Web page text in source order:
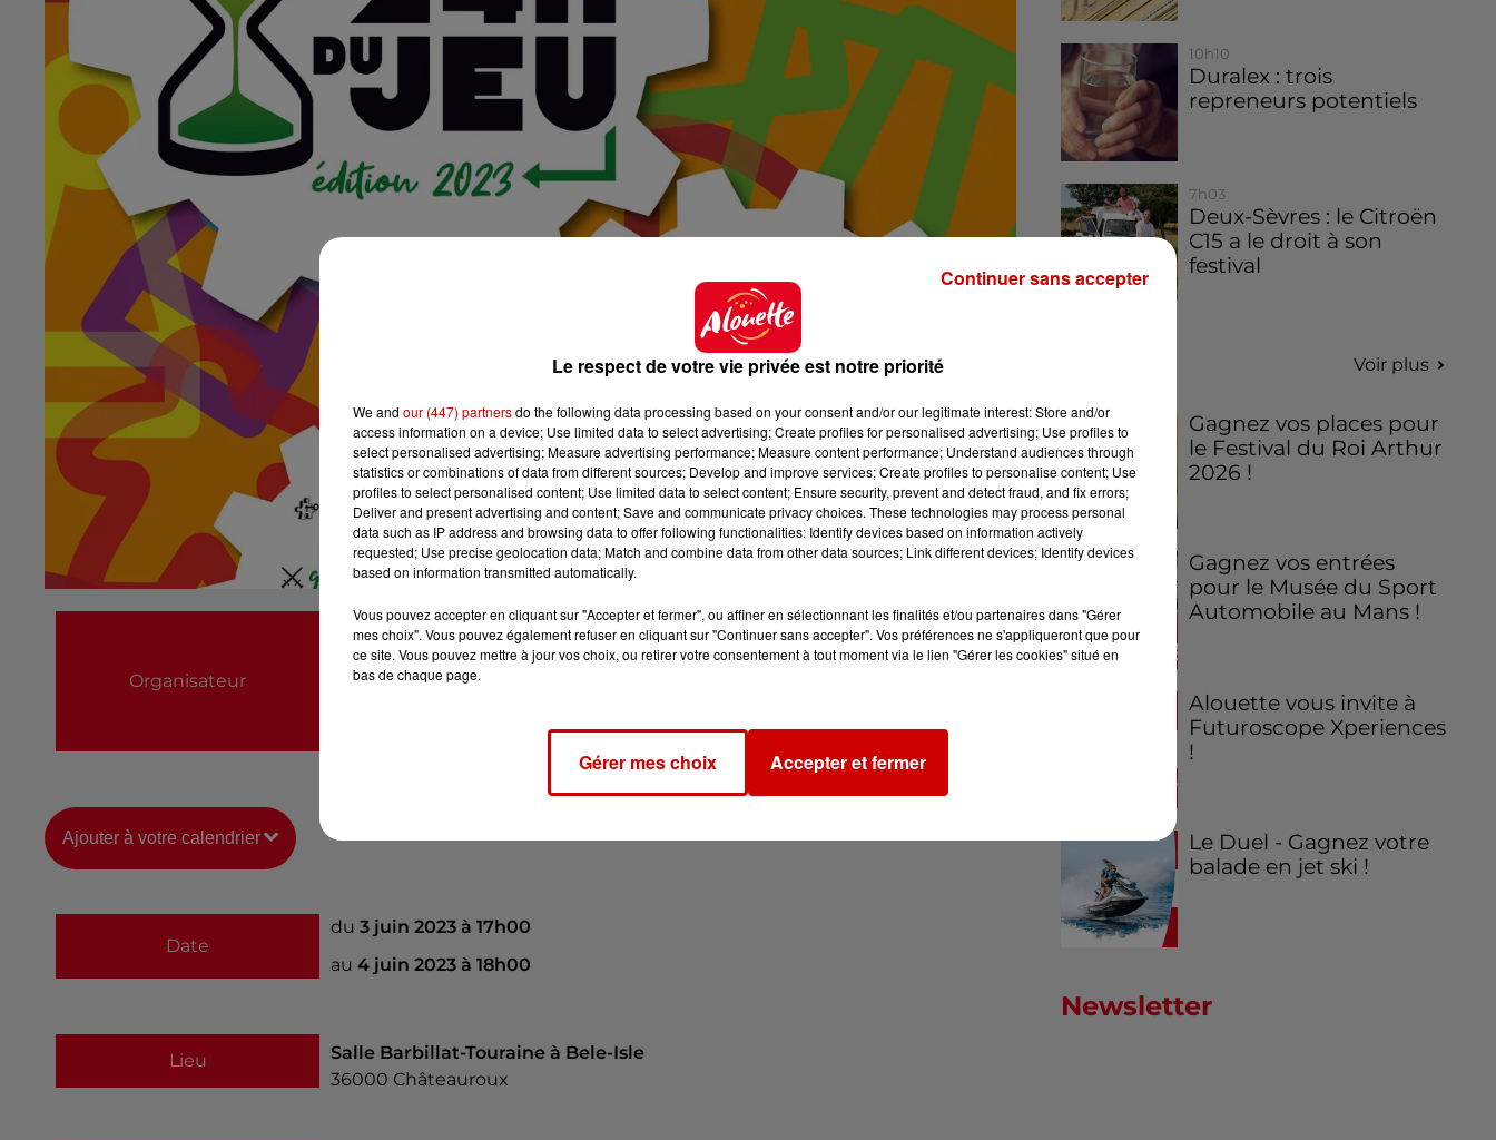
Organisateur
24h Du Jeu
0688068694
Ajouter à votre calendrier
Date
du3 juin 2023 à 17h00
au4 juin 2023 à 18h00
Lieu
Salle Barbillat-Touraine à Bele-Isle
36000 Châteauroux
10h10
Duralex : trois
repreneurs potentiels
7h03
Deux-Sèvres : le Citroën
C15 a le droit à son
festival
Voir plus
Gagnez vos places pour
le Festival du Roi Arthur
2026 !
Gagnez vos entrées
pour le Musée du Sport
Automobile au Mans !
Alouette vous invite à
Futuroscope Xperiences
!
Le Duel - Gagnez votre
balade en jet ski !
Newsletter
Le respect de votre vie privée est notre priorité
We and our (447) partnersdo the following data processing based on your consent and/or our legitimate interest: Store and/or
access information on a device; Use limited data to select advertising; Create profiles for personalised advertising; Use profiles to
select personalised advertising; Measure advertising performance; Measure content performance; Understand audiences through
statistics or combinations of data from different sources; Develop and improve services; Create profiles to personalise content; Use
profiles to select personalised content; Use limited data to select content; Ensure security, prevent and detect fraud, and fix errors;
Deliver and present advertising and content; Save and communicate privacy choices. These technologies may process personal
data such as IP address and browsing data to offer following functionalities: Identify devices based on information actively
requested; Use precise geolocation data; Match and combine data from other data sources; Link different devices; Identify devices
based on information transmitted automatically.
Vous pouvez accepter en cliquant sur "Accepter et fermer", ou affiner en sélectionnant les finalités et/ou partenaires dans "Gérer
mes choix". Vous pouvez également refuser en cliquant sur "Continuer sans accepter". Vos préférences ne s'appliqueront que pour
ce site. Vous pouvez mettre à jour vos choix, ou retirer votre consentement à tout moment via le lien "Gérer les cookies" situé en
bas de chaque page.
Gérer mes choix Accepter et fermer
Continuer sans accepter